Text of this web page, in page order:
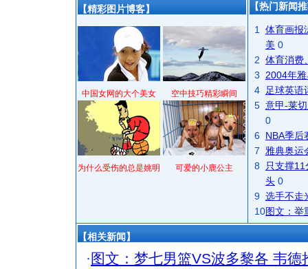
【精彩图片博客】
中国女网的大个美女 空中技巧精彩瞬间
为什么受伤的总是姚明 可爱的小鹿公主
【热门新闻
1
体育画报
美 0
2 体育消费
3
2004年
4
足球英语
5 意甲-莱
0
6 NBA季后
7
雅典奥运
8
只支撑
头 0
9 选手不走
10图文：举
【相关新闻】
· 图文：梦七男篮VS波多黎各 韦德